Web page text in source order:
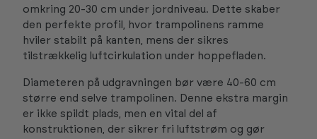
omkring 20-30 cm under jordniveau. Dette skaber
den perfekte profil, hvor trampolinens ramme
hviler stabilt på kanten, mens der sikres
tilstrækkelig luftcirkulation under hoppefladen.
Diameteren på udgravningen bør være 40-60 cm
større end selve trampolinen. Denne ekstra margin
er ikke spildt plads, men en vital del af
konstruktionen, der sikrer fri luftstrøm og gør